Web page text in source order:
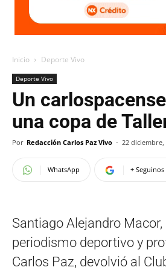
Inicio Deporte Vivo
Deporte Vivo
Un
una copa de
Por Redacción Carlos Paz Vivo - 22 diciembre,
WhatsApp +
Santiago Alejandro Macor,
periodismo deportivo y
Carlos Paz, devolvió al